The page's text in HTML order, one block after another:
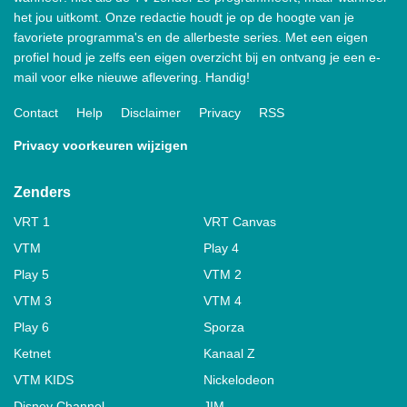
het jou uitkomt. Onze redactie houdt je op de hoogte van je
favoriete programma's en de allerbeste series. Met een eigen
profiel houd je zelfs een eigen overzicht bij en ontvang je een e-
mail voor elke nieuwe aflevering. Handig!
Contact Help Disclaimer Privacy RSS
Privacy voorkeuren wijzigen
Zenders
VRT 1
VRT Canvas
VTM
Play 4
Play 5
VTM 2
VTM 3
VTM 4
Play 6
Sporza
Ketnet
Kanaal Z
VTM KIDS
Nickelodeon